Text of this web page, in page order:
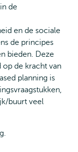
de
en de sociale
de principes
bieden. Deze
op de kracht van
planning is
buurt veel